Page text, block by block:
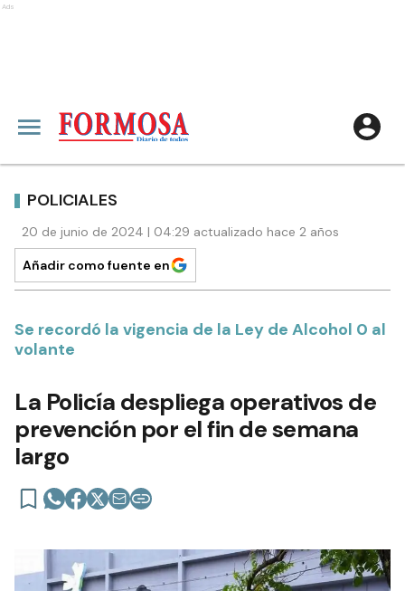
Ads
POLICIALES
20 de junio de 2024 | 04:29 actualizado hace 2 años
Añadir como fuente en
Se recordó la vigencia de la Ley de Alcohol 0 al
volante
La Policía despliega operativos de
prevención por el fin de semana
largo